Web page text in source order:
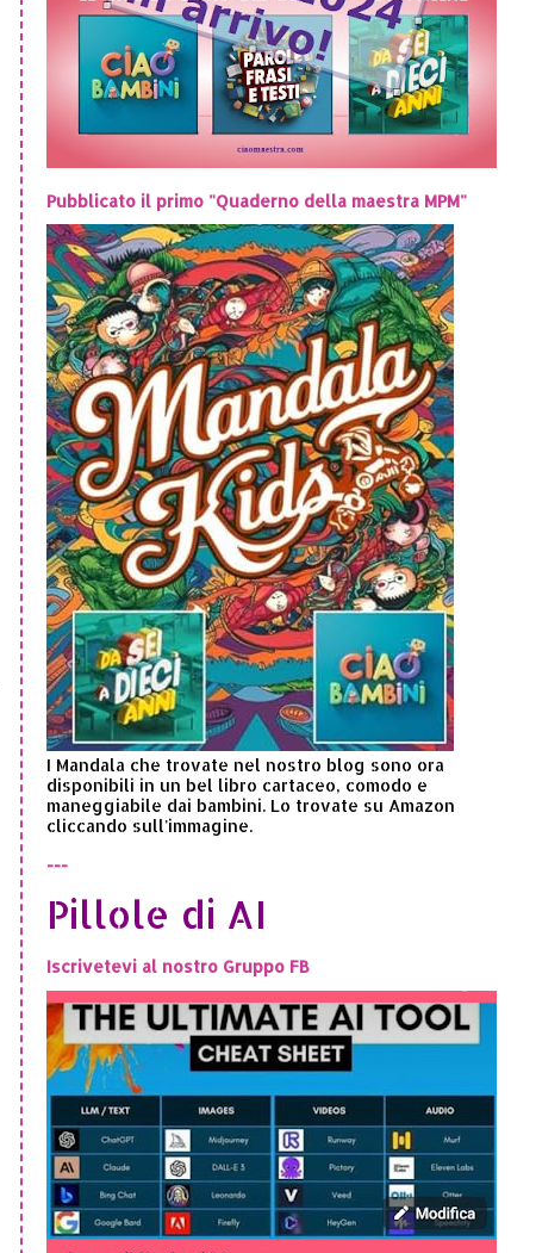
Pubblicato il primo "Quaderno della maestra MPM"
I Mandala che trovate nel nostro blog sono ora
disponibili in un bel libro cartaceo, comodo e
maneggiabile dai bambini. Lo trovate su Amazon
cliccando sull'immagine.
---
Pillole di AI
Iscrivetevi al nostro Gruppo FB